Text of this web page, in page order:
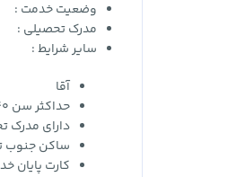
وضعیت خدمت :
مدرک تحصیلی :
سایر شرایط :
آقا
حداکثر سن 40 سال
دارای مدرک
ساکن جنوب
کارت پایان